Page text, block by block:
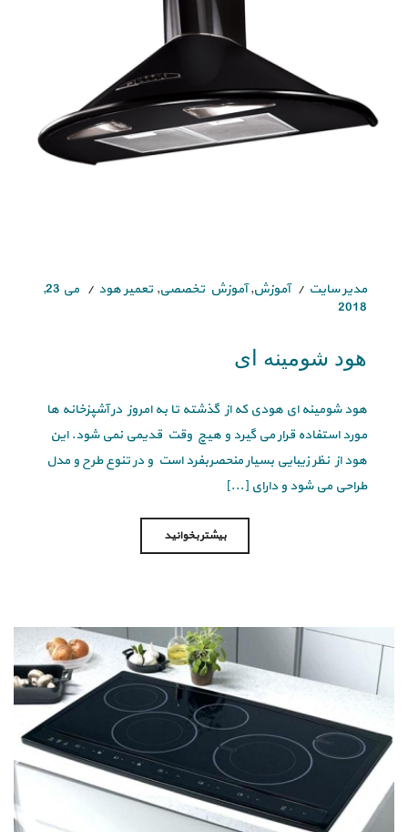
مدیر سایت آموزش,آموزش تخصصی, تعمیر هود
می 23,
2018
هود شومینه ای
هود شومینه ای هودی که از گذشته تا به امروز در آشپزخانه ها
مورد استفاده قرار می گیرد و هیچ وقت قدیمی نمی شود. این
هود از نظر زیبایی بسیار منحصربفرد است و در تنوع طرح و مدل
طراحی می شود و دارای [...]
بیشتر بخوانید